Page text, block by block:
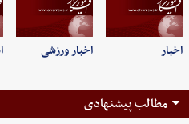
اخبار اخبار ورزشی
مطالب پیشنهادی